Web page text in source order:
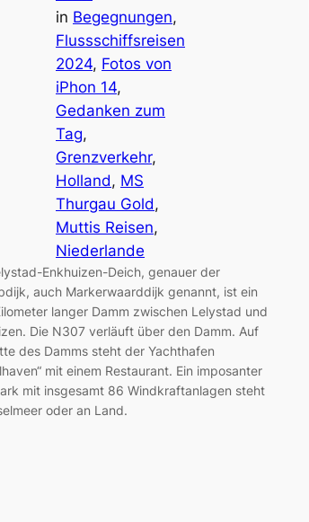
in Begegnungen
Flussschiffsreisen
2024, Fotos von
iPhon 14
Gedanken zum
Tag
Grenzverkehr
Holland, MS
Thurgau Gold
Muttis Reisen
Niederlande
Enkhuizen-Deich, genauer der
auch Markerwaarddijk genannt, ist ein
langer Damm zwischen Lelystad und
Die N307 verläuft über den Damm. Auf
des Damms steht der Yachthafen
mit einem Restaurant. Ein imposanter
mit insgesamt 86 Windkraftanlagen steht
oder an Land.